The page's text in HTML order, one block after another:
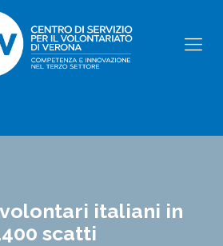
italiani in
scatti